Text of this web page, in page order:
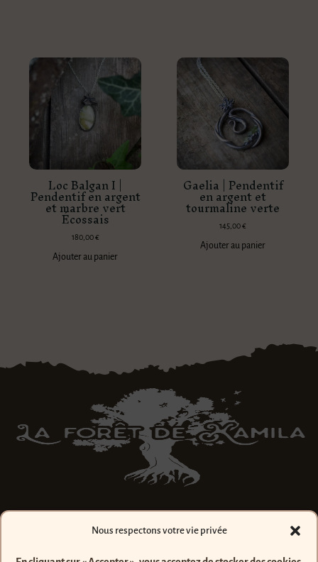
Nous respectons votre vie privée
Loc Balgan I |
Pendentif en argent
et marbre vert
Écossais
180,00€
Ajouter au panier
Gaelia | Pendentif
en argent et
tourmaline verte
145,00€
Ajouter au panier